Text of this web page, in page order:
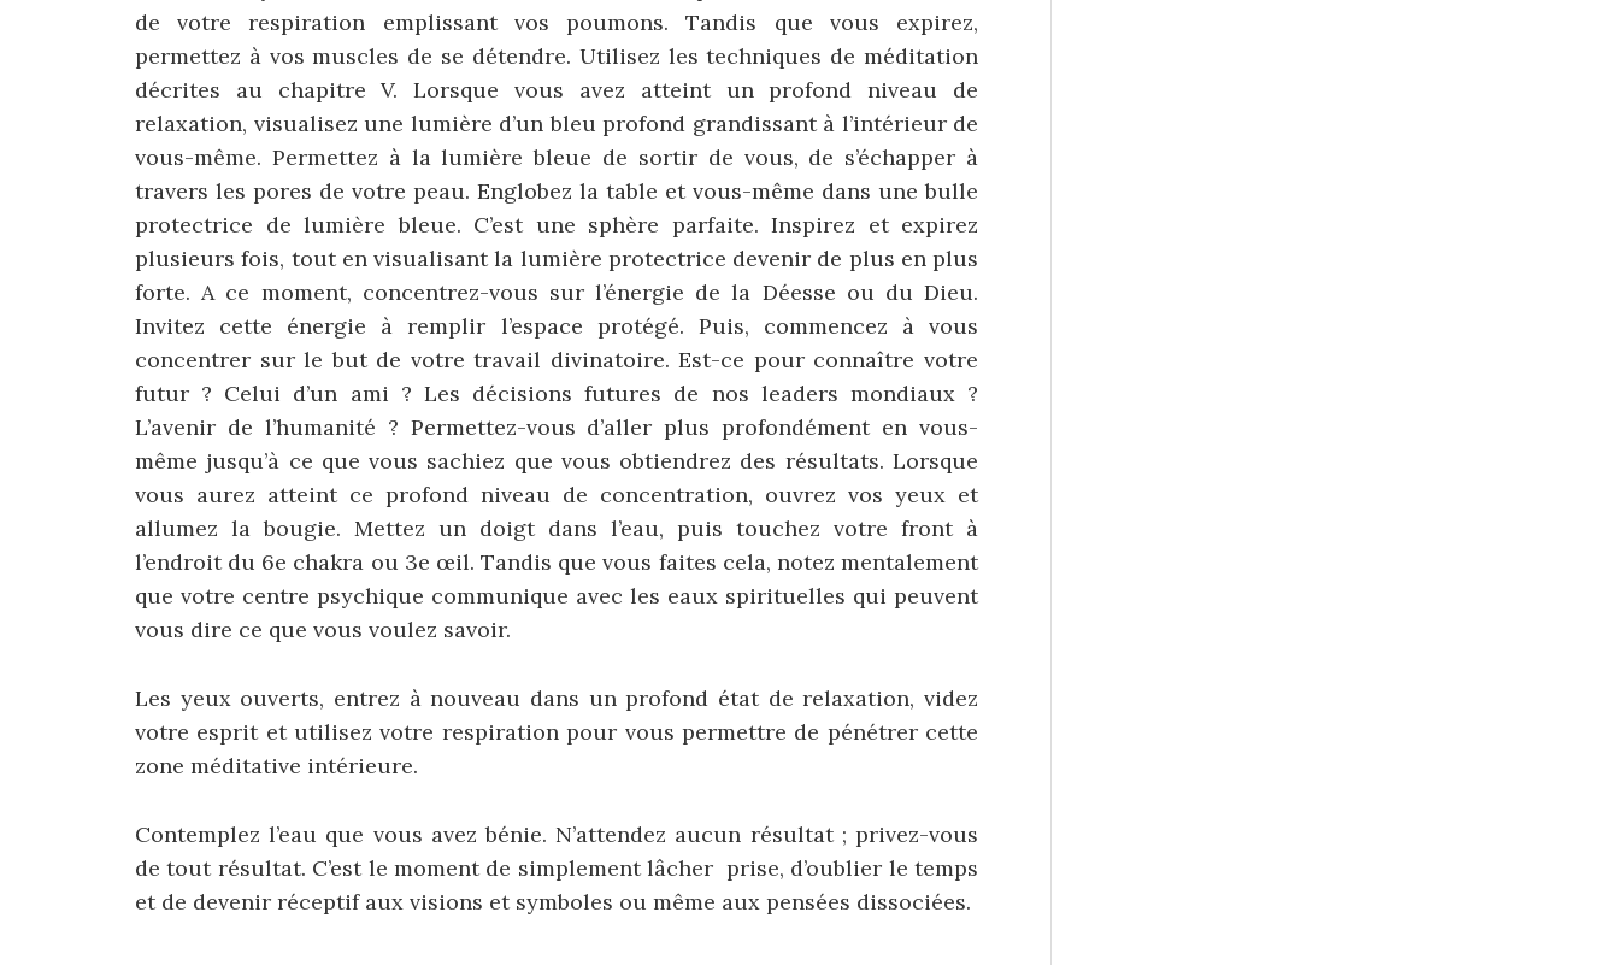
de votre respiration emplissant vos poumons. Tandis que vous expirez,
permettez à vos muscles de se détendre. Utilisez les techniques de méditation
décrites au chapitre V. Lorsque vous avez atteint un profond niveau de
relaxation, visualisez une lumière d’un bleu profond grandissant à l’intérieur de
vous-même. Permettez à la lumière bleue de sortir de vous, de s’échapper à
travers les pores de votre peau. Englobez la table et vous-même dans une bulle
protectrice de lumière bleue. C’est une sphère parfaite. Inspirez et expirez
plusieurs fois, tout en visualisant la lumière protectrice devenir de plus en plus
forte. A ce moment, concentrez-vous sur l’énergie de la Déesse ou du Dieu.
Invitez cette énergie à remplir l’espace protégé. Puis, commencez à vous
concentrer sur le but de votre travail divinatoire. Est-ce pour connaître votre
futur ? Celui d’un ami ? Les décisions futures de nos leaders mondiaux ?
L’avenir de l’humanité ? Permettez-vous d’aller plus profondément en vous-
même jusqu’à ce que vous sachiez que vous obtiendrez des résultats. Lorsque
vous aurez atteint ce profond niveau de concentration, ouvrez vos yeux et
allumez la bougie. Mettez un doigt dans l’eau, puis touchez votre front à
l’endroit du 6e chakra ou 3e œil. Tandis que vous faites cela, notez mentalement
que votre centre psychique communique avec les eaux spirituelles qui peuvent
vous dire ce que vous voulez savoir.
Les yeux ouverts, entrez à nouveau dans un profond état de relaxation, videz
votre esprit et utilisez votre respiration pour vous permettre de pénétrer cette
zone méditative intérieure.
Contemplez l’eau que vous avez bénie. N’attendez aucun résultat ; privez-vous
de tout résultat. C’est le moment de simplement lâcher prise, d’oublier le temps
et de devenir réceptif aux visions et symboles ou même aux pensées dissociées.